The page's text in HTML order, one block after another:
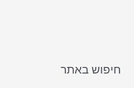
k
חיפוש באתר